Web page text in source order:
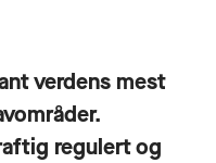
verdens mest
regulert og